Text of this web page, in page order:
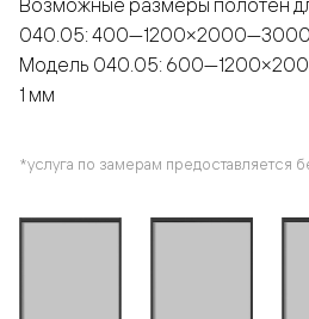
040.05:
Модель 040.05:
1 мм
*услуга по замерам предоставляется